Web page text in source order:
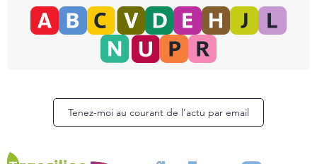
Tenez-moi au courant de l’actu par email